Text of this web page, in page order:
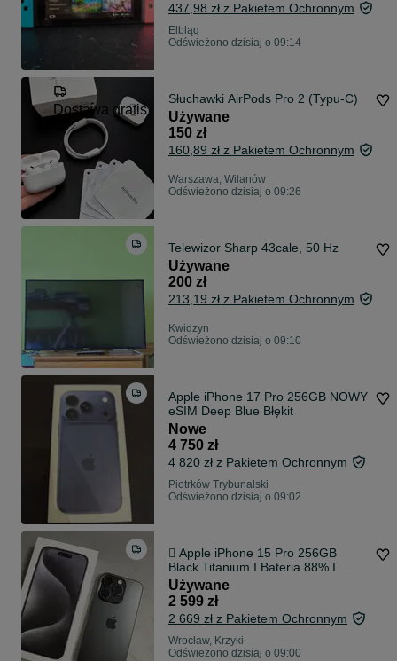
437,98 zł z Pakietem Ochronnym
Elbląg
Odświeżono dzisiaj o 09:14
Dostawa gratis
Słuchawki AirPods Pro 2 (Typu-C)
Używane
150 zł
160,89 zł z Pakietem Ochronnym
Warszawa, Wilanów
Odświeżono dzisiaj o 09:26
Telewizor Sharp 43cale, 50 Hz
Używane
200 zł
213,19 zł z Pakietem Ochronnym
Kwidzyn
Odświeżono dzisiaj o 09:10
Apple iPhone 17 Pro 256GB NOWY
eSIM Deep Blue Błękit
Nowe
4 750 zł
4 820 zł z Pakietem Ochronnym
Piotrków Trybunalski
Odświeżono dzisiaj o 09:02
 Apple iPhone 15 Pro 256GB
Black Titanium I Bateria 88% I
idealny
Używane
2 599 zł
2 669 zł z Pakietem Ochronnym
Wrocław, Krzyki
Odświeżono dzisiaj o 09:00